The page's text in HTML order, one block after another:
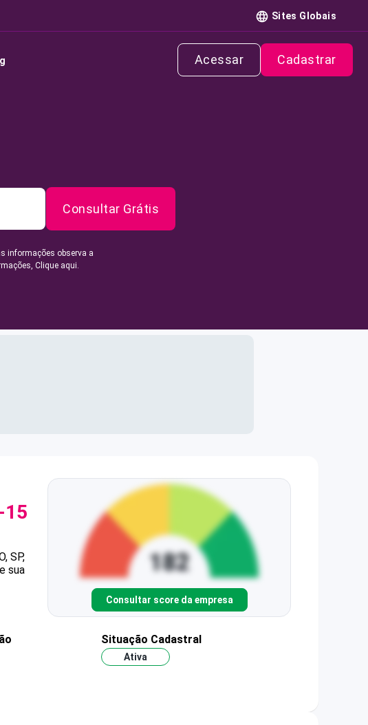
Sites Globais
Acessar Cadastrar
Consultar Grátis
informações observa a
Clique aqui.
15
SP,
e sua
Consultar score da empresa
Situação Cadastral
Ativa